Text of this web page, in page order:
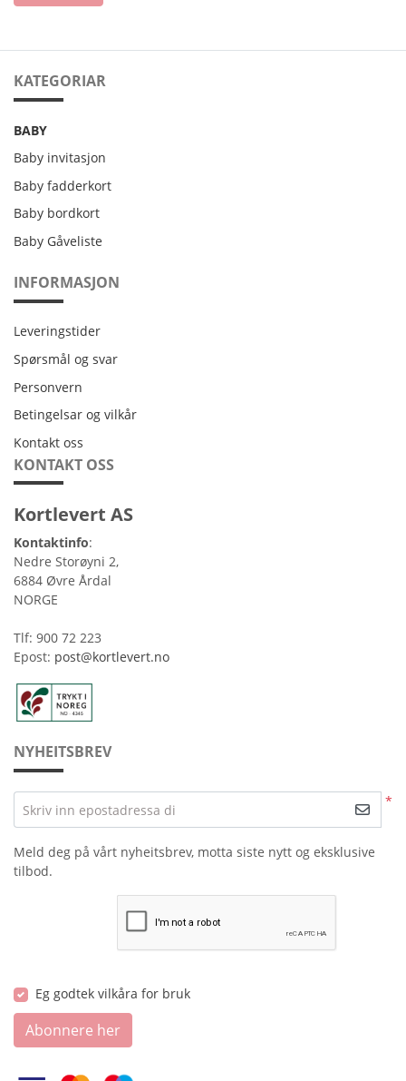
KATEGORIAR
BABY
Baby invitasjon
Baby fadderkort
Baby bordkort
Baby Gåveliste
INFORMASJON
Leveringstider
Leveringstider
Spørsmål og svar
Personvern
Personvern
Betingelsar og vilkår
Betingelsar og vilkår
Kontakt oss
Kontakt oss
KONTAKT OSS
Kortlevert AS
Kontaktinfo:
Nedre Storøyni 2,
6884 Øvre Årdal
NORGE
Tlf: 900 72 223
Epost: post@kortlevert.no
NYHEITSBREV
*
Skriv inn epostadressa di
Meld deg på vårt nyheitsbrev, motta siste nytt og eksklusive
tilbod.
Eg godtek vilkåra for bruk
Abonnere her